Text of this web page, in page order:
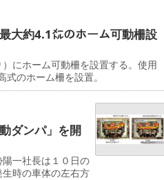
約4.1㍍のホーム可動柵設
にホーム可動柵を設置する。使用
のホーム柵を設置。
ダンパ」を開
一社長は１０日の
時の車体の左右方